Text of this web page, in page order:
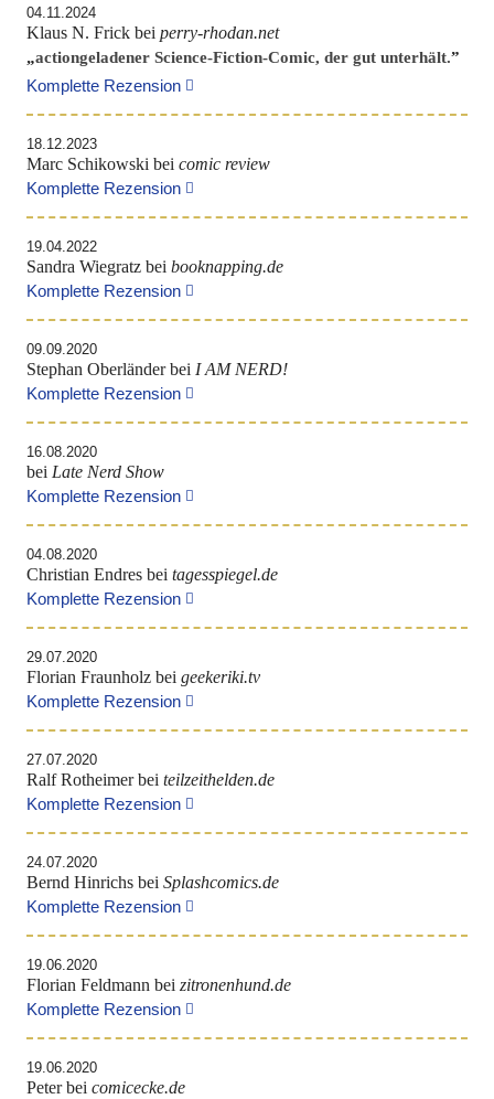
04.11.2024
Klaus N. Frick bei perry-rhodan.net
„actiongeladener Science-Fiction-Comic, der gut unterhält.”
Komplette Rezension
18.12.2023
Marc Schikowski bei comic review
Komplette Rezension
19.04.2022
Sandra Wiegratz bei booknapping.de
Komplette Rezension
09.09.2020
Stephan Oberländer bei I AM NERD!
Komplette Rezension
16.08.2020
bei Late Nerd Show
Komplette Rezension
04.08.2020
Christian Endres bei tagesspiegel.de
Komplette Rezension
29.07.2020
Florian Fraunholz bei geekeriki.tv
Komplette Rezension
27.07.2020
Ralf Rotheimer bei teilzeithelden.de
Komplette Rezension
24.07.2020
Bernd Hinrichs bei Splashcomics.de
Komplette Rezension
19.06.2020
Florian Feldmann bei zitronenhund.de
Komplette Rezension
19.06.2020
Peter bei comicecke.de